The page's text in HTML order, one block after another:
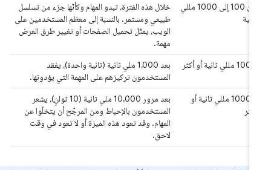
من 100 إلى 1000 مللي
خلال هذه الفترة، تبدو المهام وكأنّها جزء من تسلسل
طبيعي ومستمر. بالنسبة إلى معظم المستخدمين على
الويب، يمثّل تحميل الصفحات أو تغيير طرق العرض
مهمة.
بعد 1,000 ملي ثانية (ثانية واحدة)، يفقد
المستخدمون تركيزهم على المهمة التي يؤدونها.
‫10000 مللي ثانية أو
بعد مرور 10,000 ملي ثانية (10 ثوانٍ)، يشعر
المستخدمون بالإحباط ومن المرجّح أن يتخلّوا عن
المهام. وقد تعود هذه الميزة أو لا تعود في وقت
لاحق.